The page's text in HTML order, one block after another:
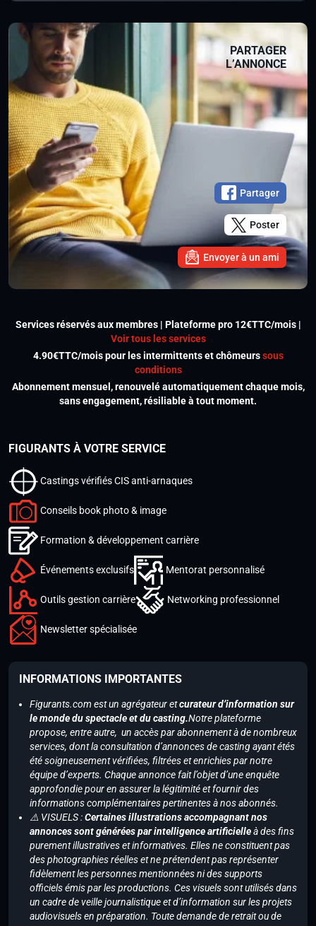
PARTAGER
L’ANNONCE
Partager
Poster
Envoyer à un ami
Services réservés aux membres | Plateforme pro 12€TTC/mois |
Voir tous les services
4.90€TTC/mois pour les intermittents et chômeurssous
conditions
Abonnement mensuel, renouvelé automatiquement chaque mois,
sans engagement, résiliable à tout moment.
FIGURANTS À VOTRE SERVICE
Castings vérifiés CIS anti-arnaques
Conseils book photo & image
Formation & développement carrière
Événements exclusifs Mentorat personnalisé
Outils gestion carrière Networking professionnel
Newsletter spécialisée
INFORMATIONS IMPORTANTES
Figurants.com est un agrégateur etcurateur d’information sur
le monde du spectacle et du casting.Notre plateforme
propose, entre autre, un accès par abonnement à de nombreux
services, dont la consultation d’annonces de casting ayant étés
été soigneusement vérifiées, filtrées et enrichies par notre
équipe d’experts. Chaque annonce fait l’objet d’une enquête
approfondie pour en assurer la légitimité et fournir des
informations complémentaires pertinentes à nos abonnés.
⚠️ VISUELS :Certaines illustrations accompagnant nos
annonces sont générées par intelligence artificielleà des fins
purement illustratives et informatives. Elles ne constituent pas
des photographies réelles et ne prétendent pas représenter
fidèlement les personnes mentionnées ni des supports
officiels émis par les productions. Ces visuels sont utilisés dans
un cadre de veille journalistique et d’information sur les projets
audiovisuels en préparation. Toute demande de retrait ou de